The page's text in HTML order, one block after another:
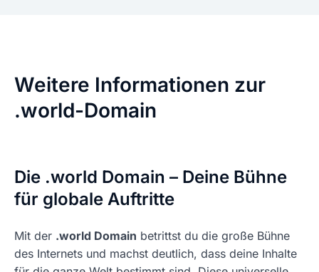
Weitere Informationen zur
.world-Domain
Die .world Domain – Deine Bühne
für globale Auftritte
Mit der .world Domain betrittst du die große Bühne
des Internets und machst deutlich, dass deine Inhalte